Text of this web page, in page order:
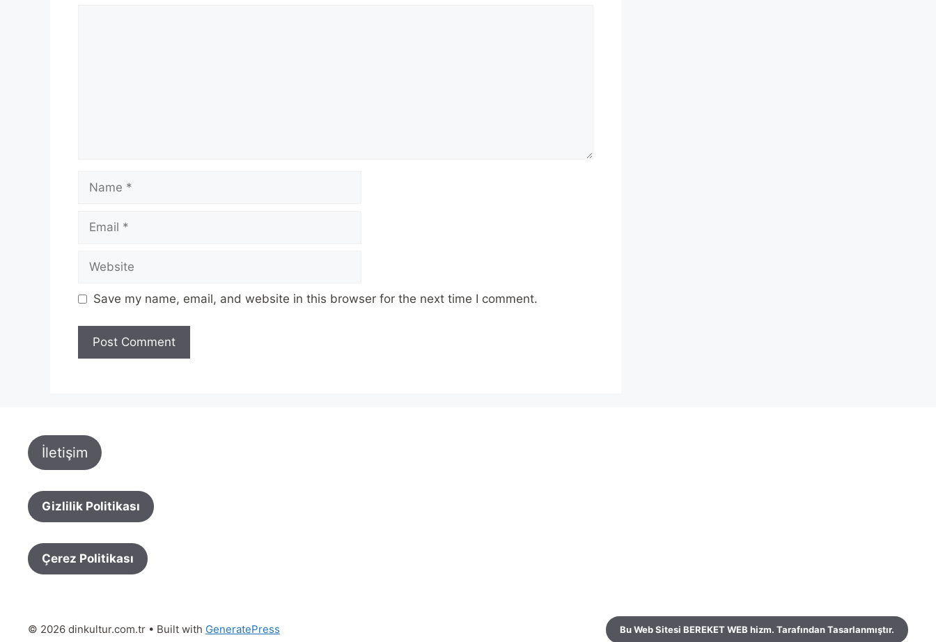
Name
Email
Website
Save my name, email, and website in this browser for the next time I comment.
İletişim
Gizlilik Politikası
Çerez Politikası
Bu Web Sitesi BEREKET WEB hizm. Tarafından Tasarlanmıştır.
© 2026 dinkultur.com.tr • Built with GeneratePress